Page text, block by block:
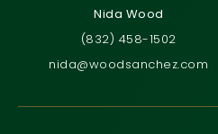
Nida Wood
(832) 458-1502
nida@woodsanchez.com